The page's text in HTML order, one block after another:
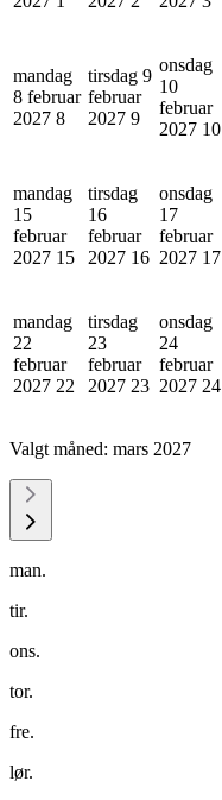
mandag
8 februar
2027 8
tirsdag 9
februar
2027 9
onsdag
10
februar
2027 10
mandag
15
februar
2027 15
tirsdag
16
februar
2027 16
onsdag
17
februar
2027 17
mandag
22
februar
2027 22
tirsdag
23
februar
2027 23
onsdag
24
februar
2027 24
Valgt måned: mars 2027
man.
tir.
ons.
tor.
fre.
lør.